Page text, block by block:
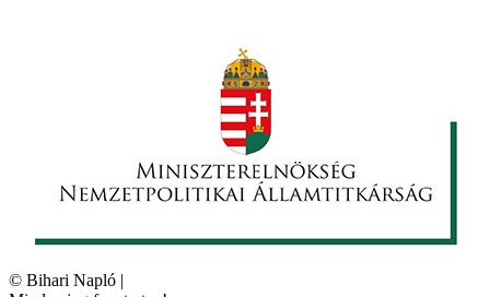
© Bihari Napló |